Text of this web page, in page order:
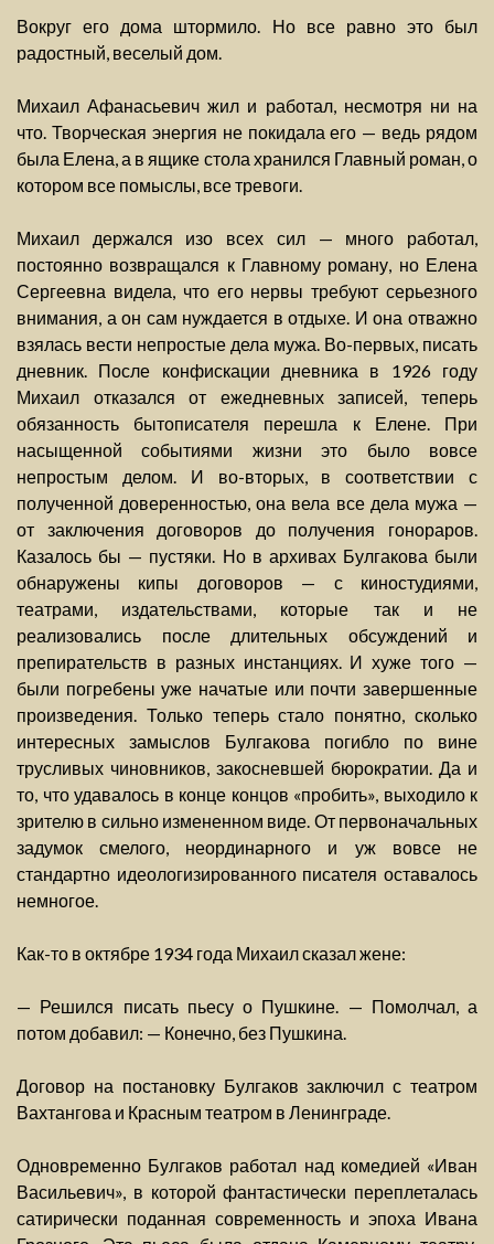
Вокруг его дома штормило. Но все равно это был
радостный, веселый дом.
Михаил Афанасьевич жил и работал, несмотря ни на
что. Творческая энергия не покидала его — ведь рядом
была Елена, а в ящике стола хранился Главный роман, о
котором все помыслы, все тревоги.
Михаил держался изо всех сил — много работал,
постоянно возвращался к Главному роману, но Елена
Сергеевна видела, что его нервы требуют серьезного
внимания, а он сам нуждается в отдыхе. И она отважно
взялась вести непростые дела мужа. Во-первых, писать
дневник. После конфискации дневника в 1926 году
Михаил отказался от ежедневных записей, теперь
обязанность бытописателя перешла к Елене. При
насыщенной событиями жизни это было вовсе
непростым делом. И во-вторых, в соответствии с
полученной доверенностью, она вела все дела мужа —
от заключения договоров до получения гонораров.
Казалось бы — пустяки. Но в архивах Булгакова были
обнаружены кипы договоров — с киностудиями,
театрами, издательствами, которые так и не
реализовались после длительных обсуждений и
препирательств в разных инстанциях. И хуже того —
были погребены уже начатые или почти завершенные
произведения. Только теперь стало понятно, сколько
интересных замыслов Булгакова погибло по вине
трусливых чиновников, закосневшей бюрократии. Да и
то, что удавалось в конце концов «пробить», выходило к
зрителю в сильно измененном виде. От первоначальных
задумок смелого, неординарного и уж вовсе не
стандартно идеологизированного писателя оставалось
немногое.
Как-то в октябре 1934 года Михаил сказал жене:
— Решился писать пьесу о Пушкине. — Помолчал, а
потом добавил: — Конечно, без Пушкина.
Договор на постановку Булгаков заключил с театром
Вахтангова и Красным театром в Ленинграде.
Одновременно Булгаков работал над комедией «Иван
Васильевич», в которой фантастически переплеталась
сатирически поданная современность и эпоха Ивана